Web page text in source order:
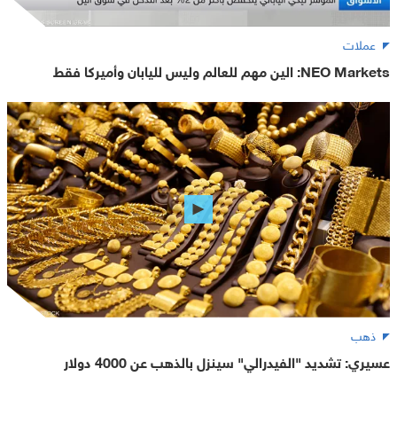
عملات
NEO Markets: الين مهم للعالم وليس لليابان وأميركا فقط
ذهب
عسيري: تشديد "الفيدرالي" سينزل بالذهب عن 4000 دولار